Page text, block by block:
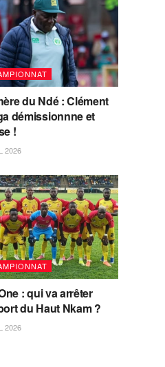
du Ndé : Clément
démissionnne et
!
2026
: qui va arrêter
du Haut Nkam ?
2026